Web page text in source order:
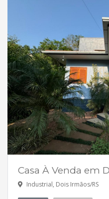
Casa À Venda em
Industrial, Dois Irmãos/RS